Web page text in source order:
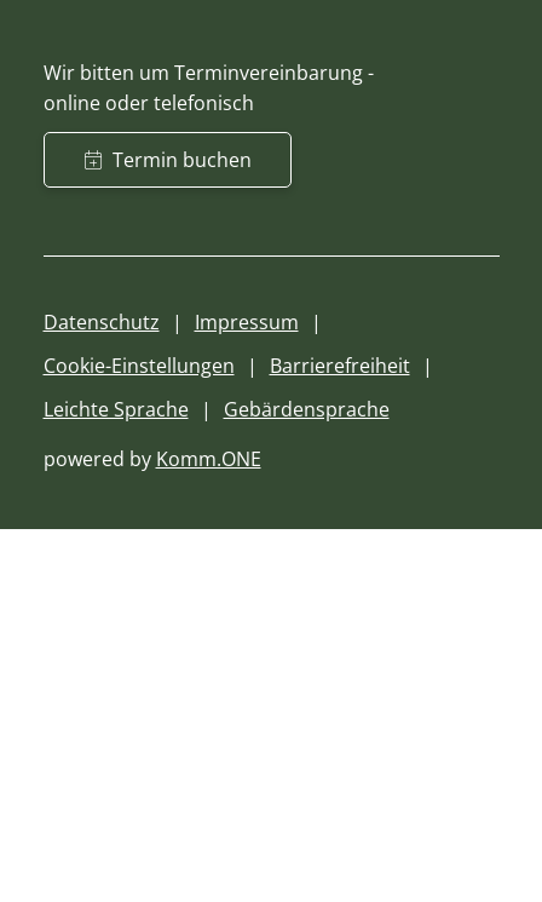
Wir bitten um Terminvereinbarung -
online oder telefonisch
Termin buchen
Datenschutz
Impressum
Cookie-Einstellungen
Barrierefreiheit
Leichte Sprache
Gebärdensprache
powered by Komm.ONE